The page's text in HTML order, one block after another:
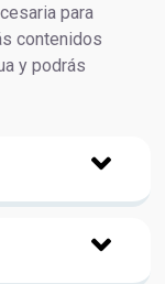
para
contenidos
y podrás